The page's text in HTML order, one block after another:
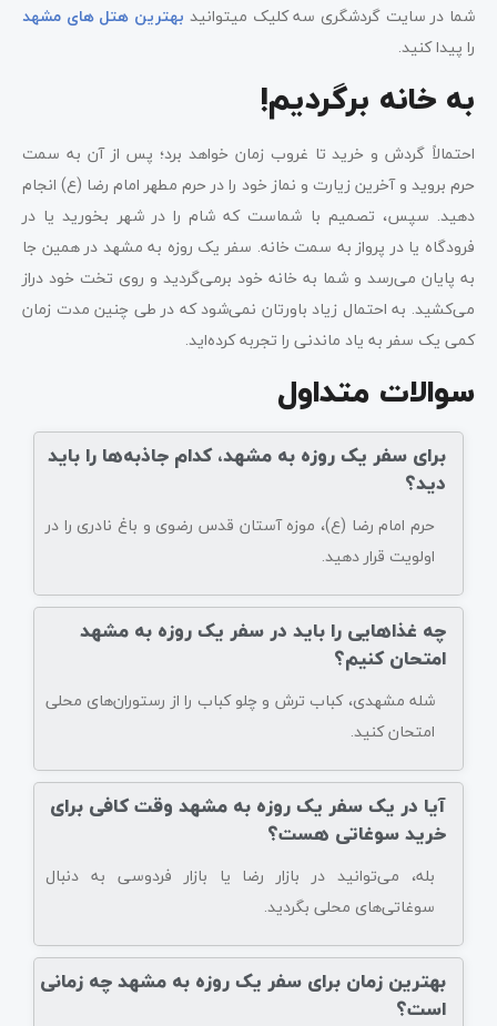
شما در سایت گردشگری سه کلیک میتوانید بهترین هتل های مشهد
را پیدا کنید.
به خانه برگردیم!
احتمالاً گردش و خرید تا غروب زمان خواهد برد؛ پس از آن به سمت
حرم بروید و آخرین زیارت و نماز خود را در حرم مطهر امام رضا (ع) انجام
دهید. سپس، تصمیم با شماست که شام را در شهر بخورید یا در
فرودگاه یا در پرواز به سمت خانه. سفر یک روزه به مشهد در همین جا
به پایان می‌رسد و شما به خانه خود برمی‌گردید و روی تخت خود دراز
می‌کشید. به احتمال زیاد باورتان نمی‌شود که در طی چنین مدت زمان
کمی یک سفر به یاد ماندنی را تجربه کرده‌اید.
سوالات متداول
برای سفر یک روزه به مشهد، کدام جاذبه‌ها را باید
دید؟
حرم امام رضا (ع)، موزه آستان قدس رضوی و باغ نادری را در
اولویت قرار دهید.
چه غذاهایی را باید در سفر یک روزه به مشهد
امتحان کنیم؟
شله مشهدی، کباب ترش و چلو کباب را از رستوران‌های محلی
امتحان کنید.
آیا در یک سفر یک روزه به مشهد وقت کافی برای
خرید سوغاتی هست؟
بله، می‌توانید در بازار رضا یا بازار فردوسی به دنبال
سوغاتی‌های محلی بگردید.
بهترین زمان برای سفر یک روزه به مشهد چه زمانی
است؟